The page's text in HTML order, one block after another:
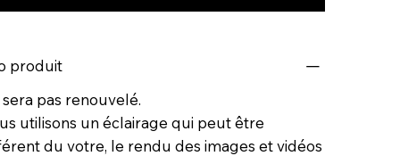
produit
pas renouvelé.
utilisons un éclairage qui peut être
du votre, le rendu des images et vidéos